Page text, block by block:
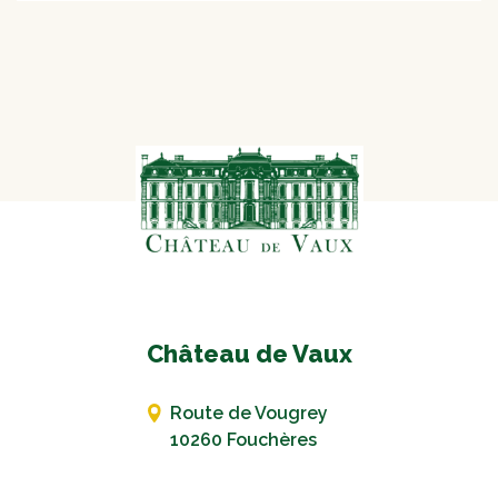
Château de Vaux
Route de Vougrey
10260 Fouchères